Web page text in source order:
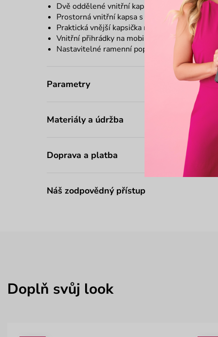
Dvě oddělené vnitřní kapsy
Prostorná vnitřní kapsa s dvojitým zapínáním
Praktická vnější kapsička na zip na přední i
Vnitřní přihrádky na mobil a kapsička na zip
Nastavitelné ramenní popruhy
Parametry
Materiály a údržba
Doprava a platba
Náš zodpovědný přístup
Doplň svůj look